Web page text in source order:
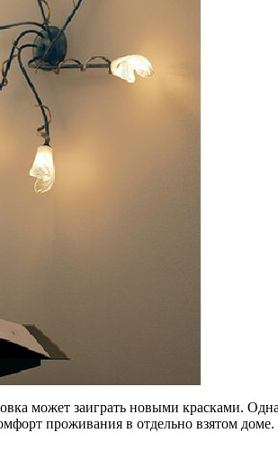
может заиграть новыми красками.
проживания в отдельно взятом доме.